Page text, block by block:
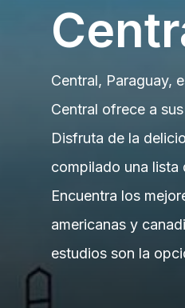
Central, Paraguay,
Central ofrece a
Disfruta de la
compilado una lista
Encuentra los
americanas y
estudios son la